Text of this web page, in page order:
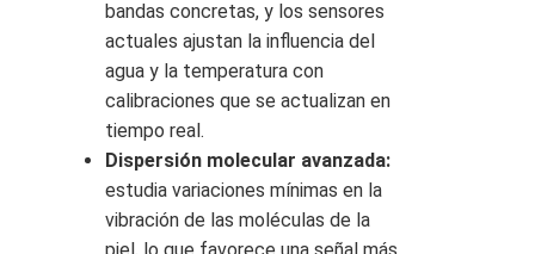
bandas concretas, y los sensores
actuales ajustan la influencia del
agua y la temperatura con
calibraciones que se actualizan en
tiempo real.
Dispersión molecular avanzada:
estudia variaciones mínimas en la
vibración de las moléculas de la